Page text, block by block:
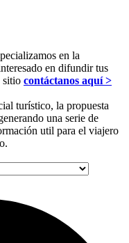
en la
en difundir tus
sitio contáctanos aquí >
turístico, la propuesta
una serie de
util para el viajero